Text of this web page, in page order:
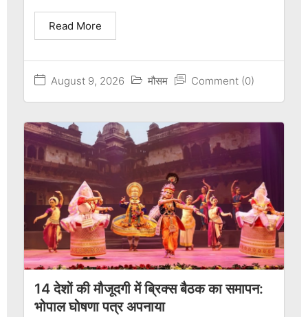
August 9, 2026 मौसम Comment (0)
Read More
14 देशों की मौजूदगी में ब्रिक्स बैठक का समापन:
भोपाल घोषणा पत्र अपनाया